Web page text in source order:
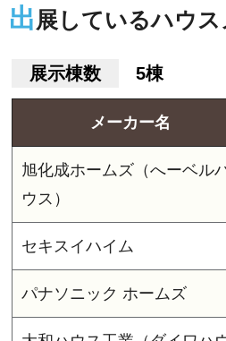
出展しているハウ
展示棟数 5棟
メーカー名
旭化成ホームズ（へーベル
ウス）
セキスイハイム
パナソニック ホームズ